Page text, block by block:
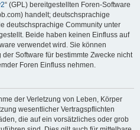
“ (GPL) bereitgestellten Foren-Software
handelt; deutschsprachige
deutschsprachige Community unter
Beide haben keinen Einfluss auf
verwendet wird. Sie können
Software für bestimmte Zwecke nicht
Foren Einfluss nehmen.
der Verletzung von Leben, Körper
wesentlicher Vertragspflichten
die auf ein vorsätzliches oder grob